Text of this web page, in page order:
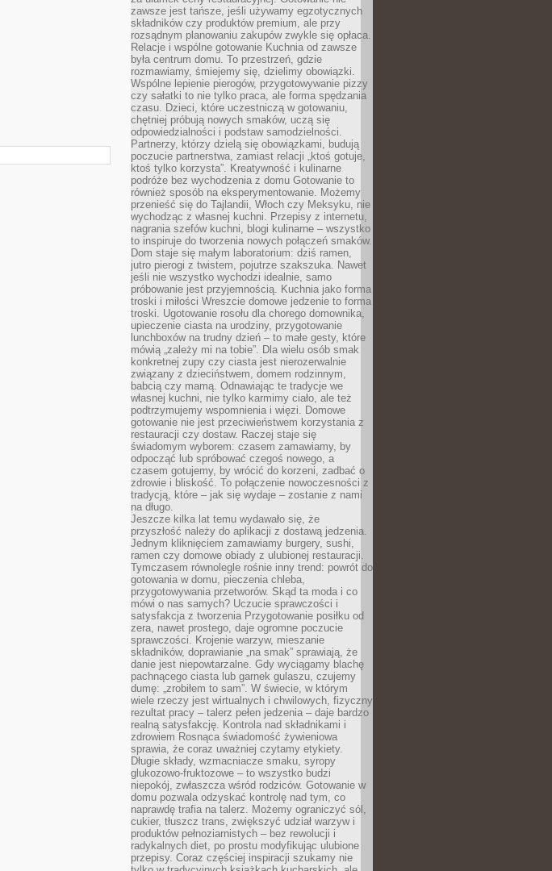
zawsze jest tańsze, jeśli używamy egzotycznych
składników czy produktów premium, ale przy
rozsądnym planowaniu zakupów zwykle się opłaca.
Relacje i wspólne gotowanie Kuchnia od zawsze
była centrum domu. To przestrzeń, gdzie
rozmawiamy, śmiejemy się, dzielimy obowiązki.
Wspólne lepienie pierogów, przygotowywanie pizzy
czy sałatki to nie tylko praca, ale forma spędzania
czasu. Dzieci, które uczestniczą w gotowaniu,
chętniej próbują nowych smaków, uczą się
odpowiedzialności i podstaw samodzielności.
Partnerzy, którzy dzielą się obowiązkami, budują
poczucie partnerstwa, zamiast relacji „ktoś gotuje,
ktoś tylko korzysta”. Kreatywność i kulinarne
podróże bez wychodzenia z domu Gotowanie to
również sposób na eksperymentowanie. Możemy
przenieść się do Tajlandii, Włoch czy Meksyku, nie
wychodząc z własnej kuchni. Przepisy z internetu,
nagrania szefów kuchni, blogi kulinarne – wszystko
to inspiruje do tworzenia nowych połączeń smaków.
Dom staje się małym laboratorium: dziś ramen,
jutro pierogi z twistem, pojutrze szakszuka. Nawet
jeśli nie wszystko wychodzi idealnie, samo
próbowanie jest przyjemnością. Kuchnia jako forma
troski i miłości Wreszcie domowe jedzenie to forma
troski. Ugotowanie rosołu dla chorego domownika,
upieczenie ciasta na urodziny, przygotowanie
lunchboxów na trudny dzień – to małe gesty, które
mówią „zależy mi na tobie”. Dla wielu osób smak
konkretnej zupy czy ciasta jest nierozerwalnie
związany z dzieciństwem, domem rodzinnym,
babcią czy mamą. Odnawiając te tradycje we
własnej kuchni, nie tylko karmimy ciało, ale też
podtrzymujemy wspomnienia i więzi. Domowe
gotowanie nie jest przeciwieństwem korzystania z
restauracji czy dostaw. Raczej staje się
świadomym wyborem: czasem zamawiamy, by
odpocząć lub spróbować czegoś nowego, a
czasem gotujemy, by wrócić do korzeni, zadbać o
zdrowie i bliskość. To połączenie nowoczesności z
tradycją, które – jak się wydaje – zostanie z nami
na długo.
Jeszcze kilka lat temu wydawało się, że
przyszłość należy do aplikacji z dostawą jedzenia.
Jednym kliknięciem zamawiamy burgery, sushi,
ramen czy domowe obiady z ulubionej restauracji.
Tymczasem równolegle rośnie inny trend: powrót do
gotowania w domu, pieczenia chleba,
przygotowywania przetworów. Skąd ta moda i co
mówi o nas samych? Uczucie sprawczości i
satysfakcja z tworzenia Przygotowanie posiłku od
zera, nawet prostego, daje ogromne poczucie
sprawczości. Krojenie warzyw, mieszanie
składników, doprawianie „na smak” sprawiają, że
danie jest niepowtarzalne. Gdy wyciągamy blachę
pachnącego ciasta lub garnek gulaszu, czujemy
dumę: „zrobiłem to sam”. W świecie, w którym
wiele rzeczy jest wirtualnych i chwilowych, fizyczny
rezultat pracy – talerz pełen jedzenia – daje bardzo
realną satysfakcję. Kontrola nad składnikami i
zdrowiem Rosnąca świadomość żywieniowa
sprawia, że coraz uważniej czytamy etykiety.
Długie składy, wzmacniacze smaku, syropy
glukozowo-fruktozowe – to wszystko budzi
niepokój, zwłaszcza wśród rodziców. Gotowanie w
domu pozwala odzyskać kontrolę nad tym, co
naprawdę trafia na talerz. Możemy ograniczyć sól,
cukier, tłuszcz trans, zwiększyć udział warzyw i
produktów pełnoziarnistych – bez rewolucji i
radykalnych diet, po prostu modyfikując ulubione
przepisy. Coraz częściej inspiracji szukamy nie